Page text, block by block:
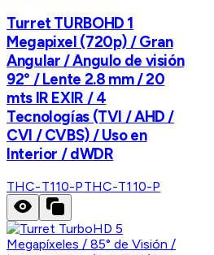
Turret TURBOHD 1
Megapixel (720p) / Gran
Angular / Angulo de visión
92° / Lente 2.8 mm / 20
mts IR EXIR / 4
Tecnologías (TVI / AHD /
CVI / CVBS) / Uso en
Interior / dWDR
THC-T110-PTHC-T110-P